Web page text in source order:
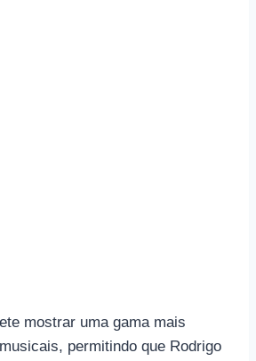
mostrar uma gama mais
permitindo que Rodrigo